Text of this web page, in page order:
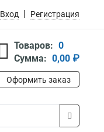
Вход Регистрация
Товаров: 0
Сумма: 0,00 ₽
Оформить заказ